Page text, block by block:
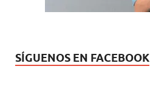
SÍGUENOS EN FACEBOOK